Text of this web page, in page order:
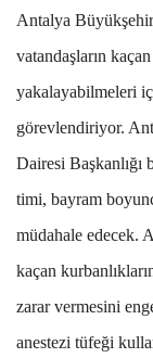
Antalya
vatandaşların
yakalayabilmeleri
görevlendiriyor.
Dairesi Başkanlığı
timi, bayram
müdahale edecek.
kaçan
zarar vermesini
anestezi tüfeği